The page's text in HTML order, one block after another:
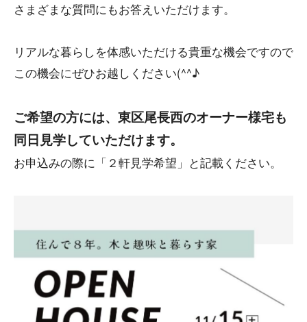
さまざまな質問にもお答えいただけます。
リアルな暮らしを体感いただける貴重な機会ですので
この機会にぜひお越しください(^^♪
ご希望の方には、東区尾長西のオーナー様宅も
同日見学していただけます。
お申込みの際に「２軒見学希望」と記載ください。